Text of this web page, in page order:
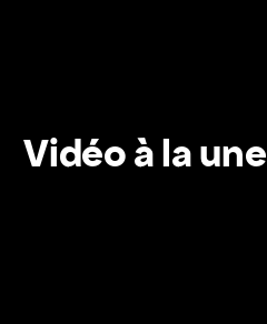
Vidéo à la une